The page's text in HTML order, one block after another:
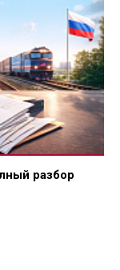
разбор